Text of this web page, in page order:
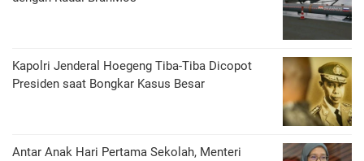
Kapolri Jenderal Hoegeng Tiba-Tiba Dicopot
Presiden saat Bongkar Kasus Besar
Antar Anak Hari Pertama Sekolah, Menteri